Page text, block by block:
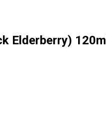
Elderberry) 120ml